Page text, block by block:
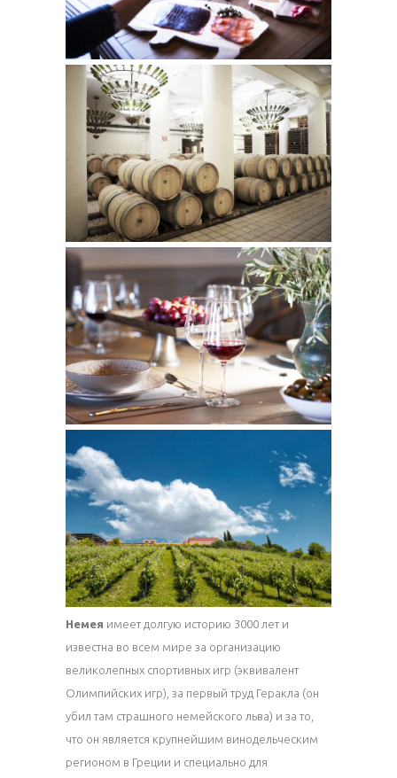
Немея имеет долгую историю 3000 лет и
известна во всем мире за организацию
великолепных спортивных игр (эквивалент
Олимпийских игр), за первый труд Геракла (он
убил там страшного немейского льва) и за то,
что он является крупнейшим винодельческим
регионом в Греции и специально для